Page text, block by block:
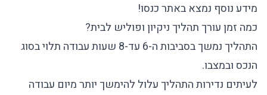
מידע נוסף נמצא באתר כנסו!
כמה זמן עורך תהליך ניקיון ופוליש לבית?
התהליך נמשך בסביבות ה-6 עד-8 שעות עבודה תלוי בסוג
הנכס ובמצבו.
לעיתים נדירות התהליך עלול להימשך יותר מיום עבודה